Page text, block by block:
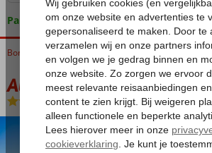
Pakketgarantie
Home
Bonaire Kralendijk All Seasons Appartementen
All Seasons Appartementen
Logies-Appartement